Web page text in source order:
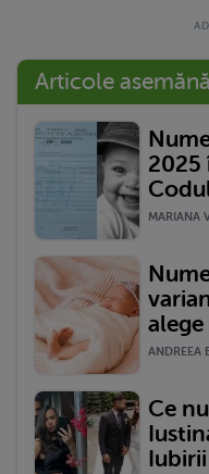
Articole
2025
MARIANA
alege
ANDREEA
Ce